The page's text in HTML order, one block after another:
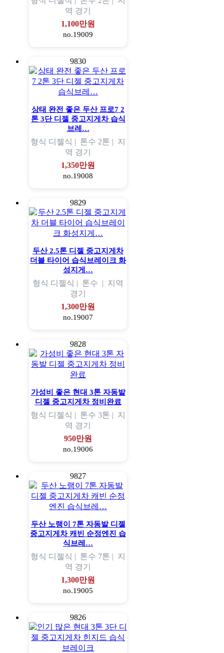
역 경기
1,100만원
no.19009
9830
상태 완전 좋은 두산 프로7 2
톤 3단 디젤 중고지게차 습식
브레…
형식 디젤식 | 톤수 2톤 | 지
역 경기
1,350만원
no.19008
9829
두산 2.5톤 디젤 중고지게차
더블 타이어 습식브레이크 화
성지게…
형식 디젤식 | 톤수 | 지역
경기
1,300만원
no.19007
9828
가성비 좋은 현대 3톤 자동발
디젤 중고지게차 정비완료
형식 디젤식 | 톤수 3톤 | 지
역 경기
950만원
no.19006
9827
두산 노랭이 7톤 자동발 디젤
중고지게차 캐빈 순정엔진 습
식브레…
형식 디젤식 | 톤수 7톤 | 지
역 경기
1,300만원
no.19005
9826